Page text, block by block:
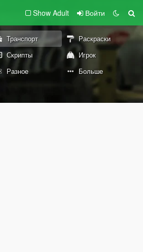
Show Adult Войти
Транспорт
Раскраски
Скрипты
Игрок
Разное Больше